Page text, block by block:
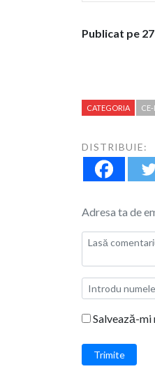
Publicat pe
CATEGORIA
DISTRIBUIE:
Adresa ta de
Salvează-mi
Trimite